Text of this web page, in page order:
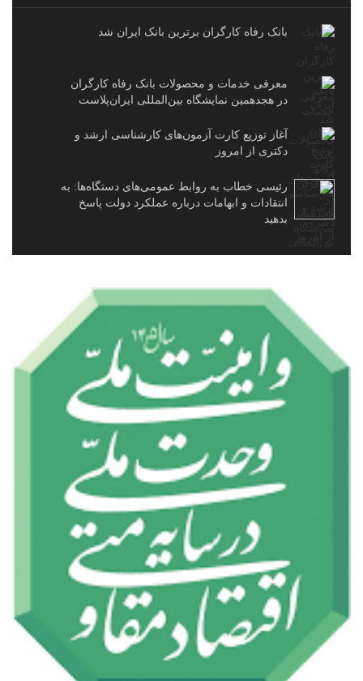
بانک رفاه کارگران برترین بانک ایران شد
معرفی خدمات و محصولات بانک رفاه کارگران
در هجدهمین نمایشگاه بین‌المللی ایران‌پلاست
آغاز توزیع کارت آزمون‌های کارشناسی ارشد و
دکتری از امروز
رئیسی خطاب به روابط عمومی‌های دستگاه‌ها: به
انتقادات و ابهامات درباره عملکرد دولت پاسخ
بدهید